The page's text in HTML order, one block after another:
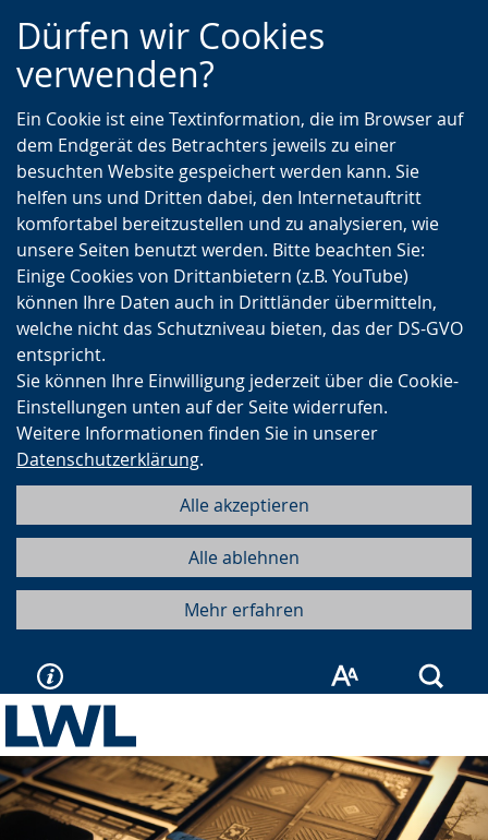
Zur
Hauptnavigation
Zur
Seitennavigation
Zum
Inhalt
Dürfen wir Cookies
verwenden?
Ein Cookie ist eine Textinformation, die im Browser auf
dem Endgerät des Betrachters jeweils zu einer
besuchten Website gespeichert werden kann. Sie
helfen uns und Dritten dabei, den Internetauftritt
komfortabel bereitzustellen und zu analysieren, wie
unsere Seiten benutzt werden. Bitte beachten Sie:
Einige Cookies von Drittanbietern (z.B. YouTube)
können Ihre Daten auch in Drittländer übermitteln,
welche nicht das Schutzniveau bieten, das der DS-GVO
entspricht.
Sie können Ihre Einwilligung jederzeit über die Cookie-
Einstellungen unten auf der Seite widerrufen.
Weitere Informationen finden Sie in unserer
Datenschutzerklärung.
Alle akzeptieren
Alle ablehnen
Mehr erfahren
Vorherige